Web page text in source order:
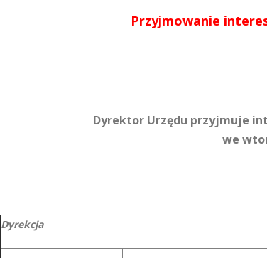
Przyjmowanie
Dyrektor Urzędu przyjmuje
we
Dyrekcja